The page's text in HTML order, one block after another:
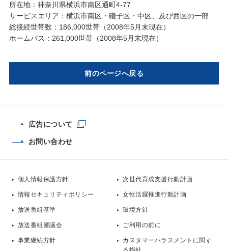
所在地：神奈川県横浜市南区通町4-77
サービスエリア：横浜市南区・磯子区・中区、及び西区の一部
総接続世帯数：186,000世帯（2008年5月末現在）
ホームパス：261,000世帯（2008年5月末現在）
前のページへ戻る
広告について
お問い合わせ
個人情報保護方針
情報セキュリティポリシー
放送番組基準
放送番組審議会
事業継続方針
次世代育成支援行動計画
女性活躍推進行動計画
環境方針
ご利用の前に
カスタマーハラスメントに関す